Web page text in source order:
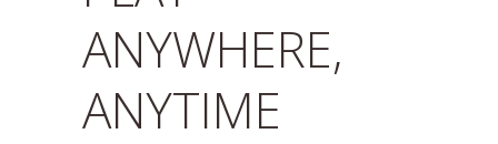
ANYWHERE,
ANYTIME